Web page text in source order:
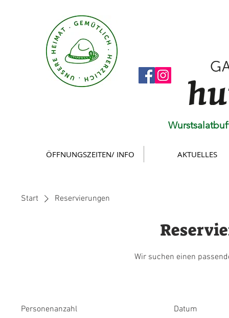
ÖFFNUNGSZEITEN/ INFO AKTUELLES
Start Reservierungen
Wir suchen einen
Personenanzahl
Datum